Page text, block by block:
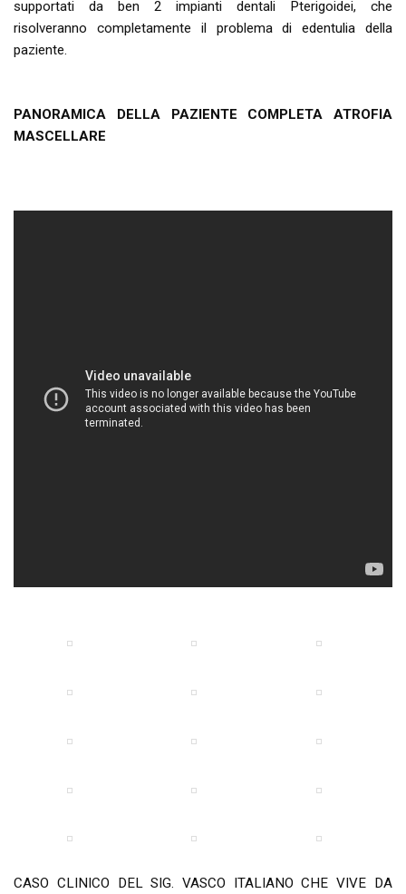
supportati da ben 2 impianti dentali Pterigoidei, che
risolveranno completamente il problema di edentulia della
paziente.
PANORAMICA DELLA PAZIENTE COMPLETA ATROFIA
MASCELLARE
CASO CLINICO DEL SIG. VASCO ITALIANO CHE VIVE DA